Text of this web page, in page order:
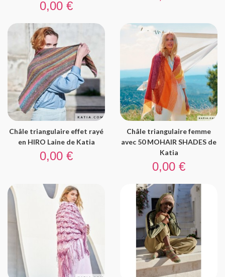
Prix
0,00 €
Châle triangulaire effet rayé
en HIRO Laine de Katia
Prix
0,00 €
Châle triangulaire femme
avec 50 MOHAIR SHADES de
Katia
Prix
0,00 €